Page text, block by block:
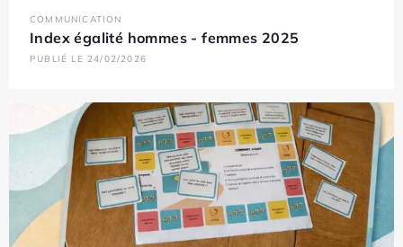
COMMUNICATION
Index égalité hommes - femmes 2025
PUBLIÉ LE 24/02/2026